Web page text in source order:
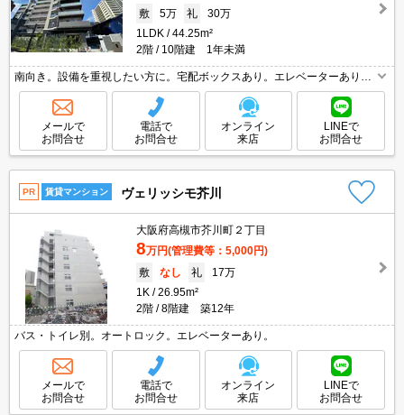
敷
5万 礼
30万
1LDK
44.25m²
2階
10階建 1年未満
南向き。設備を重視したい方に。宅配ボックスあり。エレベーターあり。
浴室乾燥機付。3口ガスコンロ付。保証会社加入要(初回月額総額50%、月
次月額総額1%)。ウォークインクローゼット付で収納自慢です。
メールで
お問合せ
電話で
お問合せ
オンライン
来店
LINEで
お問合せ
PR 賃貸マンション ヴェリッシモ芥川
大阪府高槻市芥川町２丁目
8万円(管理費等：5,000円)
敷
なし 礼
17万
1K
26.95m²
2階
8階建 築12年
バス・トイレ別。オートロック。エレベーターあり。
メールで
お問合せ
電話で
お問合せ
オンライン
来店
LINEで
お問合せ